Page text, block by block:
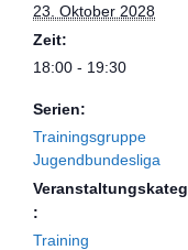
23. Oktober 2028
Zeit:
18:00 - 19:30
Serien:
Trainingsgruppe
Jugendbundesliga
:
Training